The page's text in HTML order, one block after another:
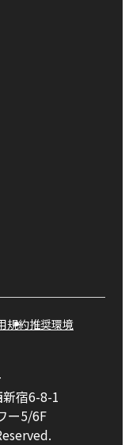
規約推奨環境
宿6-8-1
ー5/6F